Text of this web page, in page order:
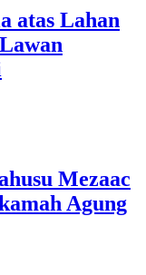
atas Lahan
Mezaac
Agung